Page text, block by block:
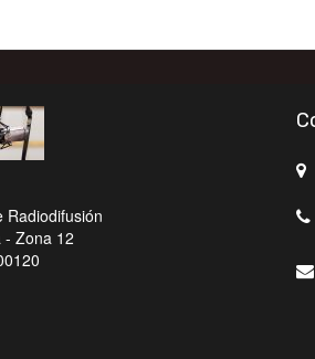
Radiodifusión
- Zona 12


